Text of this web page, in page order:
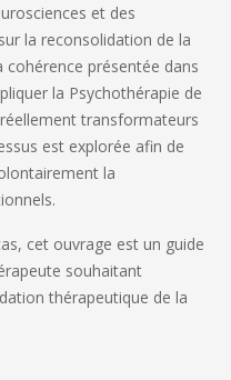
et des
la reconsolidation de la
présentée dans
la Psychothérapie de
transformateurs
est explorée afin de
la
cet ouvrage est un guide
souhaitant
thérapeutique de la